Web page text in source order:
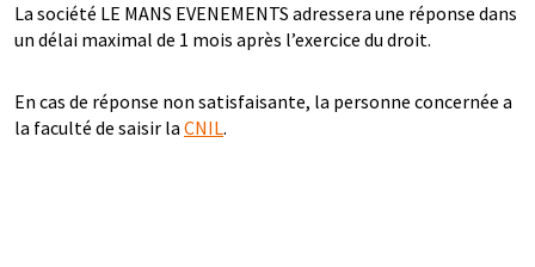
La société LE MANS EVENEMENTS adressera une réponse dans
un délai maximal de 1 mois après l’exercice du droit.
En cas de réponse non satisfaisante, la personne concernée a
la faculté de saisir la CNIL.